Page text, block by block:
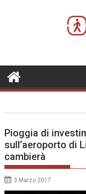
Pioggia di
sull’aeroporto di
cambierà
3 Marzo 2017